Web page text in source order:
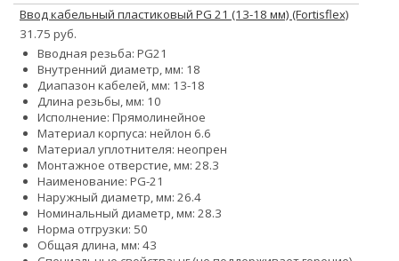
Ввод кабельный пластиковый PG 21 (13-18 мм) (Fortisflex)
31.75 руб.
Вводная резьба: PG21
Внутренний диаметр, мм: 18
Диапазон кабелей, мм: 13-18
Длина резьбы, мм: 10
Исполнение: Прямолинейное
Материал корпуса: нейлон 6.6
Материал уплотнителя: неопрен
Монтажное отверстие, мм: 28.3
Наименование: PG-21
Наружный диаметр, мм: 26.4
Номинальный диаметр, мм: 28.3
Норма отгрузки: 50
Общая длина, мм: 43